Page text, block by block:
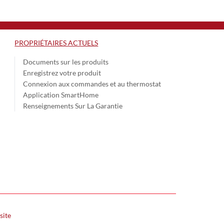
PROPRIÉTAIRES ACTUELS
Documents sur les produits
Enregistrez votre produit
Connexion aux commandes et au thermostat
Application SmartHome
Renseignements Sur La Garantie